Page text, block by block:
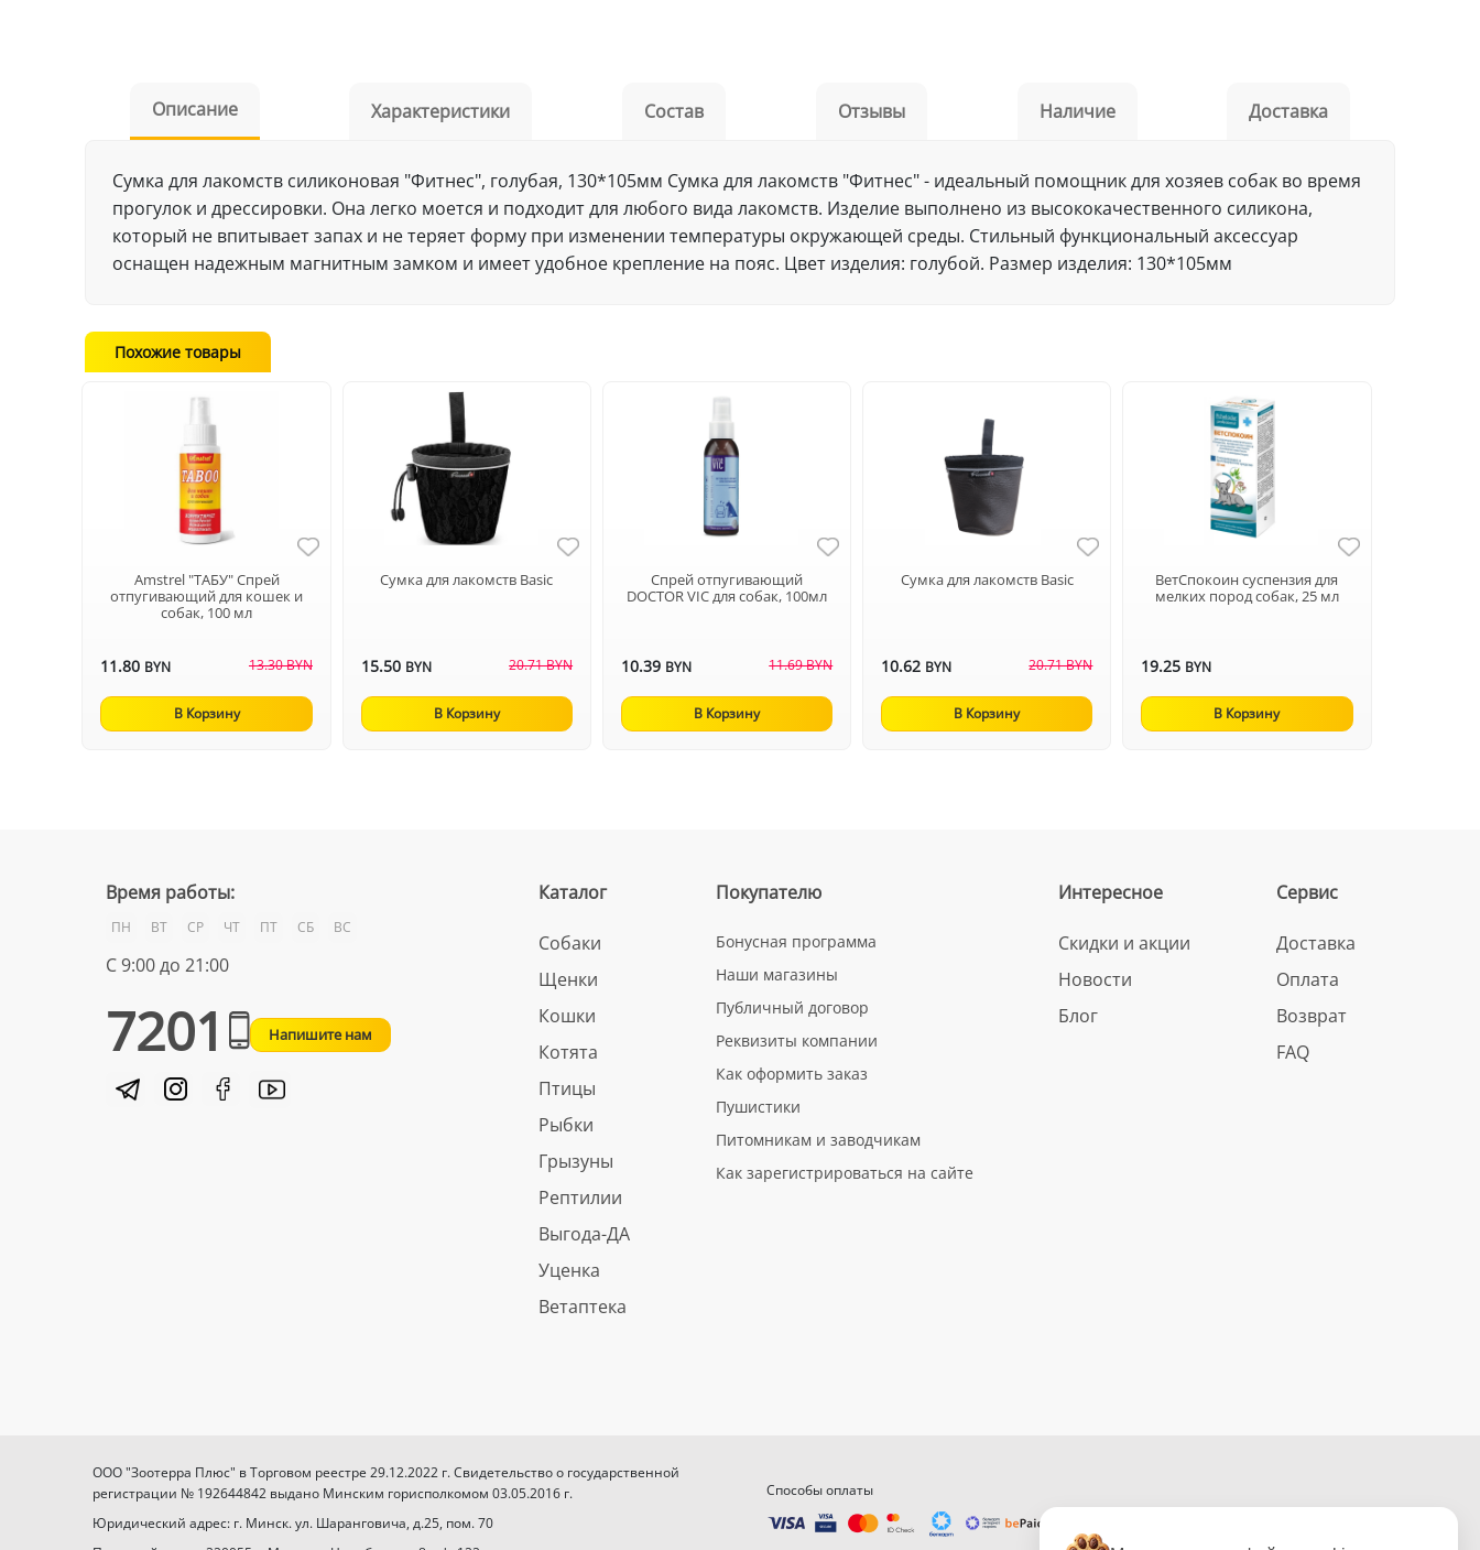
Описание Характеристики Состав Отзывы Наличие Доставка
Сумка для лакомств силиконовая "Фитнес", голубая, 130*105мм Сумка для лакомств "Фитнес" - идеальный помощник для хозяев собак во время
прогулок и дрессировки. Она легко моется и подходит для любого вида лакомств. Изделие выполнено из высококачественного силикона,
который не впитывает запах и не теряет форму при изменении температуры окружающей среды. Стильный функциональный аксессуар
оснащен надежным магнитным замком и имеет удобное крепление на пояс. Цвет изделия: голубой. Размер изделия: 130*105мм
Похожие товары
Amstrel "ТАБУ" Спрей
отпугивающий для кошек и
собак, 100 мл
11.80 BYN 13.30 BYN
В Корзину
Сумка для лакомств Basic
15.50 BYN 20.71 BYN
В Корзину
Спрей отпугивающий
DOCTOR VIC для собак, 100мл
10.39 BYN 11.69 BYN
В Корзину
Сумка для лакомств Basic
10.62 BYN 20.71 BYN
В Корзину
ВетСпокоин суспензия для
мелких пород собак, 25 мл
19.25 BYN
В Корзину
Время работы:
ПН ВТ СР ЧТ ПТ СБ ВС
С 9:00 до 21:00
7201 Напишите нам
Каталог
Собаки
Щенки
Кошки
Котята
Птицы
Рыбки
Грызуны
Рептилии
Выгода-ДА
Уценка
Ветаптека
Покупателю
Бонусная программа
Наши магазины
Публичный договор
Реквизиты компании
Как оформить заказ
Пушистики
Питомникам и заводчикам
Как зарегистрироваться на сайте
Интересное
Скидки и акции
Новости
Блог
Сервис
Доставка
Оплата
Возврат
FAQ
ООО "Зоотерра Плюс" в Торговом реестре 29.12.2022 г. Свидетельство о государственной
регистрации № 192644842 выдано Минским горисполкомом 03.05.2016 г.
Юридический адрес: г. Минск. ул. Шаранговича, д.25, пом. 70
Способы оплаты